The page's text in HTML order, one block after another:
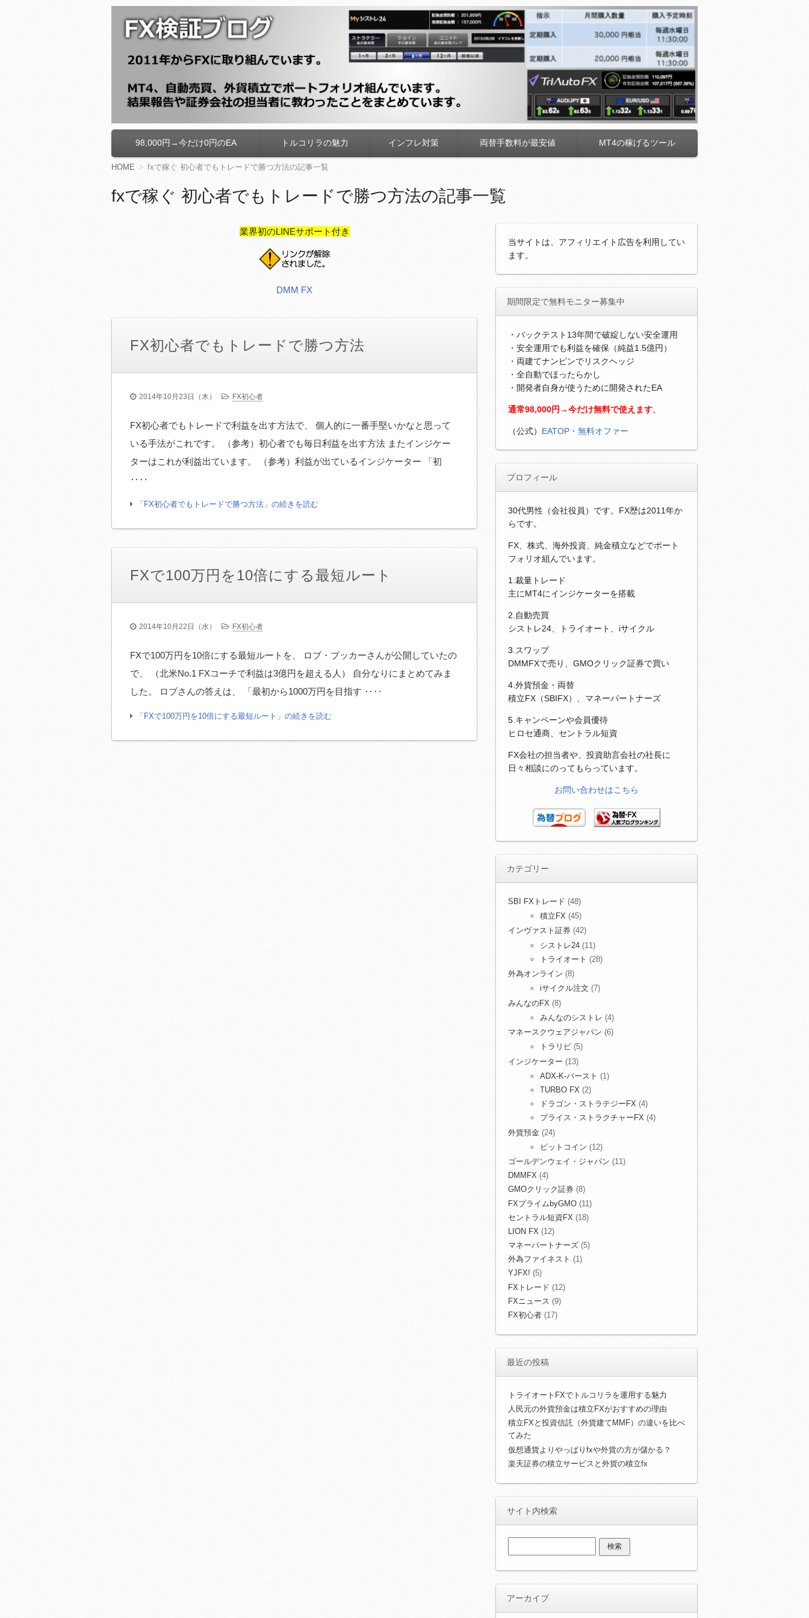
FX検証ブログ
ン
テ
ツ
へ
98,000円→今だけ0円のEA トルコリラの魅力 インフレ対策 両替手数料が最安値 MT4の稼げるツール
HOME fxで稼ぐ 初心者でもトレードで勝つ方法の記事一覧
fxで稼ぐ 初心者でもトレードで勝つ方法の記事一覧
業界初のLINEサポート付き
DMM FX
FX初心者でもトレードで勝つ方法
2014年10月23日（木） FX初心者
FX初心者でもトレードで利益を出す方法で、 個人的に一番手堅いかなと思って
いる手法がこれです。 （参考）初心者でも毎日利益を出す方法 またインジケー
ターはこれが利益出ています。 （参考）利益が出ているインジケーター 「初
‥‥
「FX初心者でもトレードで勝つ方法」の続きを読む
FXで100万円を10倍にする最短ルート
2014年10月22日（水） FX初心者
FXで100万円を10倍にする最短ルートを、 ロブ・ブッカーさんが公開していたの
で、 （北米No.1 FXコーチで利益は3億円を超える人） 自分なりにまとめてみま
した。 ロブさんの答えは、 「最初から1000万円を目指す ‥‥
「FXで100万円を10倍にする最短ルート」の続きを読む
当サイトは、アフィリエイト広告を利用してい
ます。
期間限定で無料モニター募集中
・バックテスト13年間で破綻しない安全運用
・安全運用でも利益を確保（純益1.5億円）
・両建てナンピンでリスクヘッジ
・全自動でほったらかし
・開発者自身が使うために開発されたEA
通常98,000円→今だけ無料で使えます。
（公式） EATOP・無料オファー
プロフィール
30代男性（会社役員）です。FX歴は2011年か
らです。
FX、株式、海外投資、純金積立などでポート
フォリオ組んでいます。
1.裁量トレード
主にMT4にインジケーターを搭載
2.自動売買
シストレ24、トライオート、iサイクル
3.スワップ
DMMFXで売り、GMOクリック証券で買い
4.外貨預金・両替
積立FX（SBIFX）、マネーパートナーズ
5.キャンペーンや会員優待
ヒロセ通商、セントラル短資
FX会社の担当者や、投資助言会社の社長に
日々相談にのってもらっています。
お問い合わせはこちら
カテゴリー
SBI FXトレード (48)
積立FX (45)
インヴァスト証券 (42)
シストレ24 (11)
トライオート (28)
外為オンライン (8)
iサイクル注文 (7)
みんなのFX (8)
みんなのシストレ (4)
マネースクウェアジャパン (6)
トラリピ (5)
インジケーター (13)
ADX-K-バースト (1)
TURBO FX (2)
ドラゴン・ストラテジーFX (4)
プライス・ストラクチャーFX (4)
外貨預金 (24)
ビットコイン (12)
ゴールデンウェイ・ジャパン (11)
DMMFX (4)
GMOクリック証券 (8)
FXプライムbyGMO (11)
セントラル短資FX (18)
LION FX (12)
マネーパートナーズ (5)
外為ファイネスト (1)
YJFX! (5)
FXトレード (12)
FXニュース (9)
FX初心者 (17)
最近の投稿
トライオートFXでトルコリラを運用する魅力
人民元の外貨預金は積立FXがおすすめの理由
積立FXと投資信託（外貨建てMMF）の違いを比べ
てみた
仮想通貨よりやっぱりfxや外貨の方が儲かる？
楽天証券の積立サービスと外貨の積立fx
サイト内検索
索:
アーカイブ